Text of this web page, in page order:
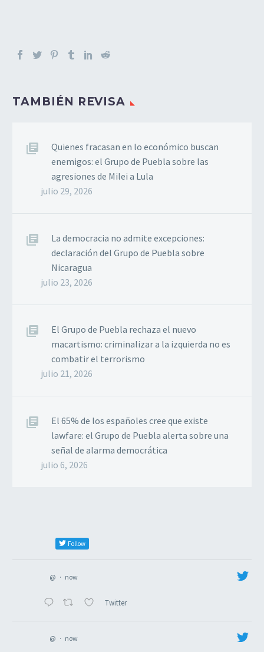
TAMBIÉN REVISA
Quienes fracasan en lo económico buscan
enemigos: el Grupo de Puebla sobre las
agresiones de Milei a Lula
julio 29, 2026
La democracia no admite excepciones:
declaración del Grupo de Puebla sobre
Nicaragua
julio 23, 2026
El Grupo de Puebla rechaza el nuevo
macartismo: criminalizar a la izquierda no es
combatir el terrorismo
julio 21, 2026
El 65% de los españoles cree que existe
lawfare: el Grupo de Puebla alerta sobre una
señal de alarma democrática
julio 6, 2026
Follow
@ · now
Twitter
@ · now